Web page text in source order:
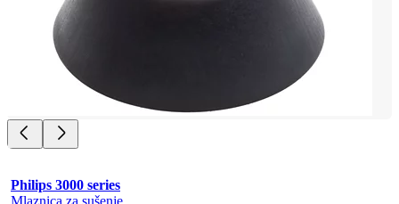
Philips 3000 series
Mlaznica za sušenje